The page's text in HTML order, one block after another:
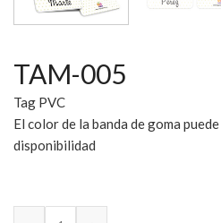
TAM-005
Tag PVC
El color de la banda de goma
disponibilidad